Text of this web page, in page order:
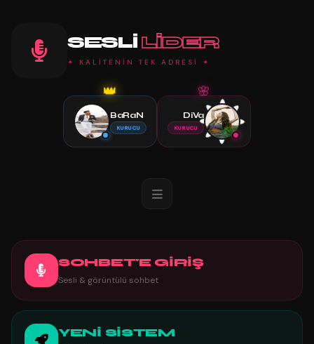
SESLI LIDER
✦ KALİTENİN TEK ADRESİ ✦
👑
BaRaN
KURUCU
🌸
DiVa
KURUCU
SOHBET'E GİRİŞ
Sesli & görüntülü sohbet
YENİ SİSTEM